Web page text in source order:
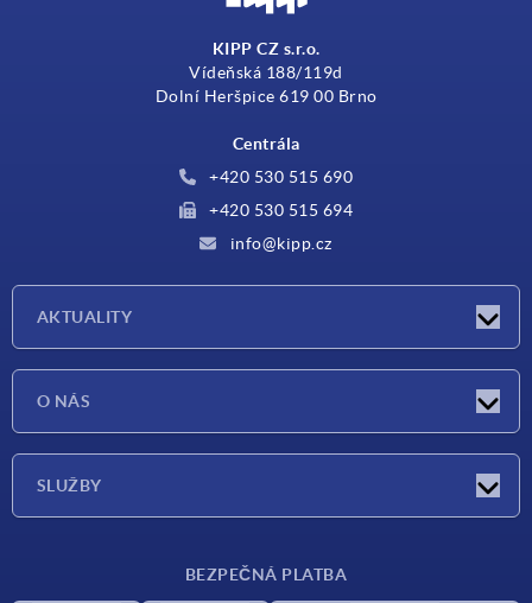
KIPP CZ s.r.o.
Vídeňská 188/119d
Dolní Heršpice 619 00 Brno
Centrála
+420 530 515 690
+420 530 515 694
info@kipp.cz
AKTUALITY
O NÁS
SLUŽBY
BEZPEČNÁ PLATBA